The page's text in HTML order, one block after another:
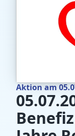
Aktion am